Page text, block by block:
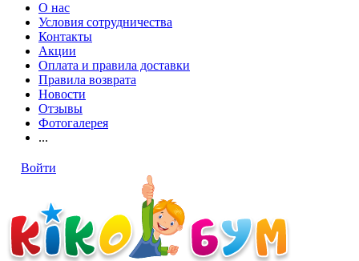
О нас
Условия сотрудничества
Контакты
Акции
Оплата и правила доставки
Правила возврата
Новости
Отзывы
Фотогалерея
...
Войти